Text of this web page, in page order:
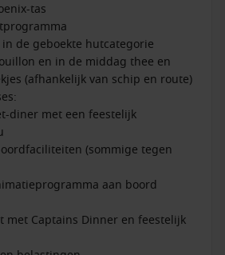
tas
de geboekte hutcategorie
en in de middag thee en
(afhankelijk van schip en route)
diner met een feestelijk
(sommige tegen
aan boord
met Captains Dinner en feestelijk